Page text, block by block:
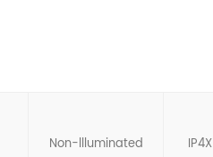
Non-llluminated IP4X